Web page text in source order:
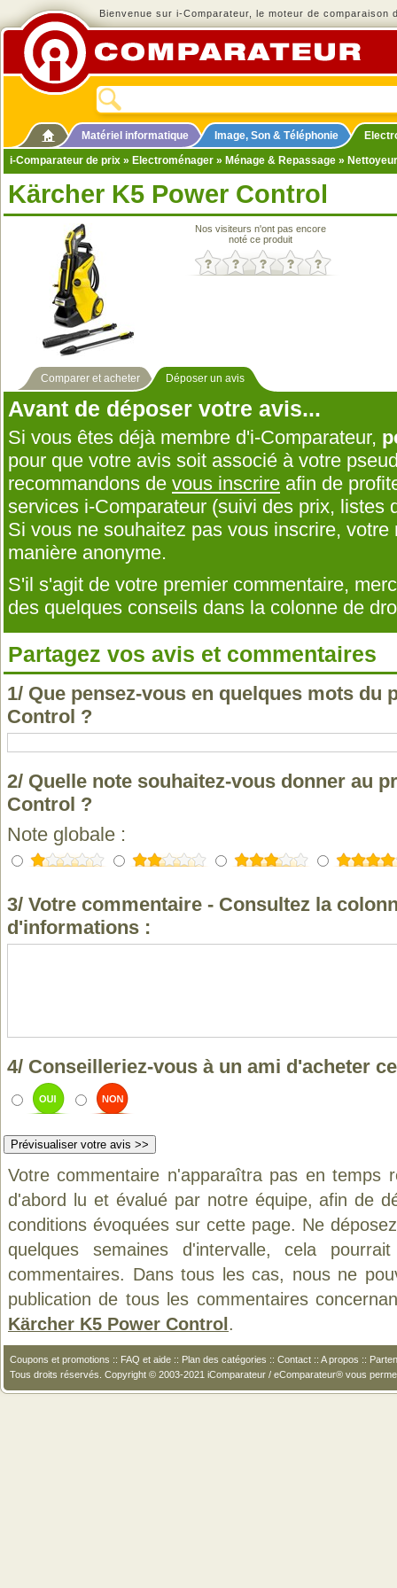
Bienvenue sur i-Comparateur, le moteur de comparaison
Matériel informatique Image, Son & Téléphonie
i-Comparateur de prix » Electroménager » Ménage & Repassage »
Kärcher K5 Power Control
Nos visiteurs n'ont pas encore
noté ce produit
Comparer et acheter Déposer un avis
Avant de déposer votre avis...
Si vous êtes déjà membre d'i-Comparateur,
pour que votre avis soit associé à votre
recommandons de vous inscrire afin de
services i-Comparateur (suivi des prix, listes
Si vous ne souhaitez pas vous inscrire,
manière anonyme.
S'il s'agit de votre premier commentaire,
des quelques conseils dans la colonne de
Partagez vos avis et commentaires
1/ Que pensez-vous en quelques mots du
Control ?
2/ Quelle note souhaitez-vous donner au
Control ?
Note globale :
3/ Votre commentaire - Consultez la
d'informations :
4/ Conseilleriez-vous à un ami d'acheter
Votre commentaire n'apparaîtra pas en temps
d'abord lu et évalué par notre équipe, afin de
conditions évoquées sur cette page. Ne
quelques semaines d'intervalle, cela
commentaires. Dans tous les cas, nous ne
publication de tous les commentaires
Kärcher K5 Power Control .
Coupons et promotions :: FAQ et aide :: Plan des catégories :: Contact :: A propos ::
Tous droits réservés. Copyright © 2003-2021 iComparateur / eComparateur® vous